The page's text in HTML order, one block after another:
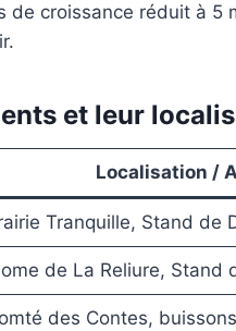
de croissance réduit à
et leur
Localisation /
Tranquille, Stand de
de La Reliure, Stand
des Contes,